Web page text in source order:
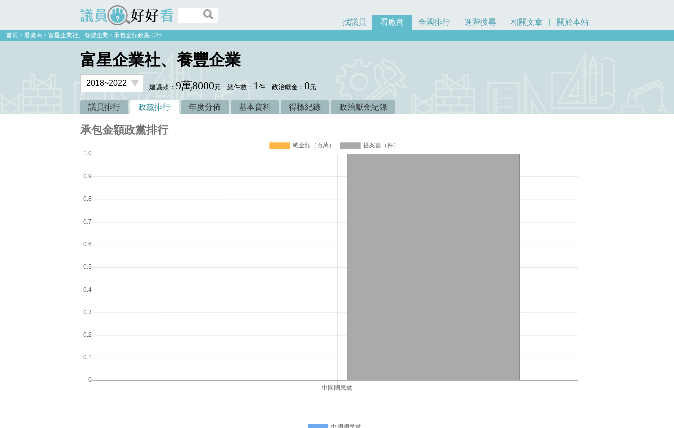
議員好好看
找議員 看廠商 全國排行 進階搜尋 相關文章 關於本站
首頁 看廠商 富星企業社、養豐企業 承包金額政黨排行
富星企業社、養豐企業
建議款：9萬8000元 總件數： 1件 政治獻金：0元
議員排行 政黨排行 年度分佈 基本資料 得標紀錄 政治獻金紀錄
承包金額政黨排行